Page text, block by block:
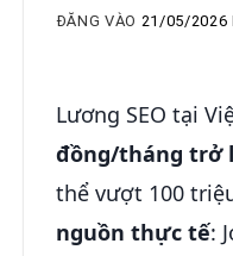
ĐĂNG VÀO 21/05/2026
Lương SEO tại
đồng/tháng trở
thể vượt 100
nguồn thực tế: